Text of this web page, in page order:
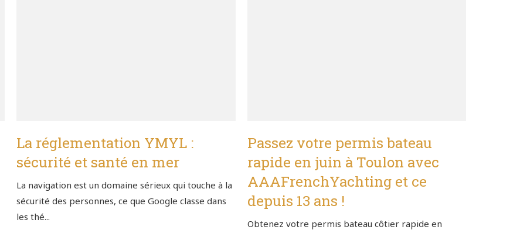
La réglementation YMYL :
sécurité et santé en mer
La navigation est un domaine sérieux qui touche à la
sécurité des personnes, ce que Google classe dans
les thé...
Passez votre permis bateau
rapide en juin à Toulon avec
AAAFrenchYachting et ce
depuis 13 ans !
Obtenez votre permis bateau côtier rapide en